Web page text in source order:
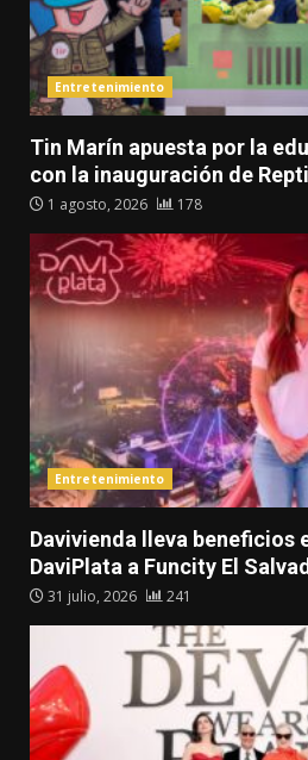
Entretenimiento
Tin Marín apuesta por la
con la inauguración de
1 agosto, 2026 178
Entretenimiento
Davivienda lleva beneficios
DaviPlata a Funcity El
31 julio, 2026 241